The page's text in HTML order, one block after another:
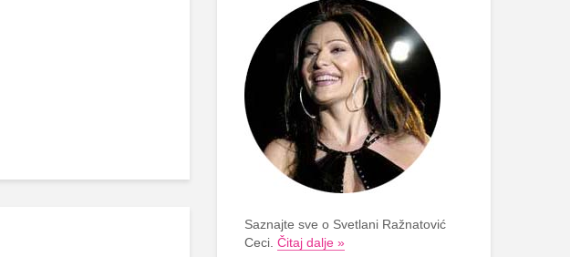
Saznajte sve o Svetlani Ražnatović
Ceci. Čitaj dalje »